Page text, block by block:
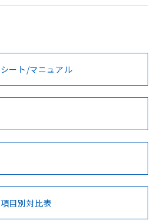
イン/会員登録
用いただく前に、以下を必ずお読
凡例
凡例
Cd Cr(VI)
式承認
ウェー
BV型式承認
（フランス
KR型式
（韓国
No No
製品の規格認証/適合状況ページへ
ちらのページからご検索ください
ート/マニュアル
目別対比表